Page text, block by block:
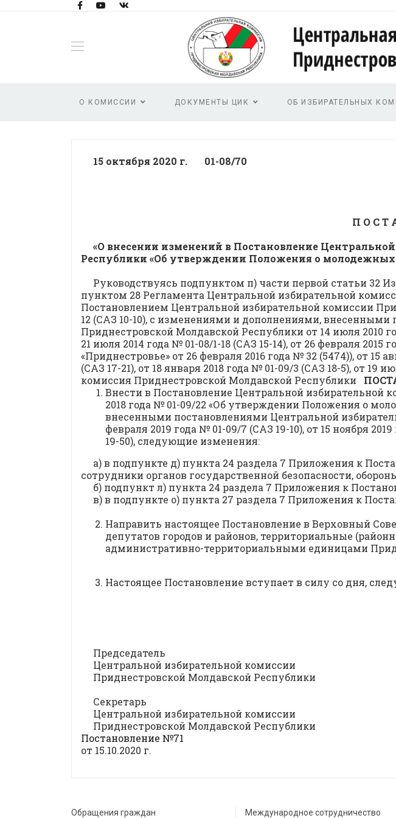
О КОМИССИИ ДОКУМЕНТЫ ЦИК ОБ ИЗБИРАТЕЛЬНЫХ
15 октября 2020 г. 01-08/70
П О С Т
«О внесении изменений в Постановление
Республики «Об утверждении Положения о
Руководствуясь подпунктом п) части первой статьи 32
пунктом 28 Регламента Центральной избирательной
Постановлением Центральной избирательной комиссии
12 (САЗ 10-10), с изменениями и дополнениями,
Приднестровской Молдавской Республики от 14 июля 2010
21 июля 2014 года № 01-08/1-18 (САЗ 15-14), от 26 февраля 2015
«Приднестровье» от 26 февраля 2016 года № 32 (5474)), от 15
(САЗ 17-21), от 18 января 2018 года № 01-09/3 (САЗ 18-5), от 19
комиссия Приднестровской Молдавской Республики
Внести в Постановление Центральной избирательной
2018 года № 01-09/22 «Об утверждении Положения о
внесенными постановлениями Центральной
февраля 2019 года № 01-09/7 (САЗ 19-10), от 15 ноября
19-50), следующие изменения:
а) в подпункте д) пункта 24 раздела 7 Приложения к
сотрудники органов государственной безопасности,
б) подпункт л) пункта 24 раздела 7 Приложения к
в) в подпункте о) пункта 27 раздела 7 Приложения к
Направить настоящее Постановление в Верховный
депутатов городов и районов, территориальные
административно-территориальными единицами
Настоящее Постановление вступает в силу со дня,
Председатель
Центральной избирательной
Приднестровской Молдавской Республики
Секретарь
Центральной избирательной комиссии
Приднестровской Молдавской Республики
Постановление №71
от 15.10.2020 г.
Обращения граждан Международное сотрудничество